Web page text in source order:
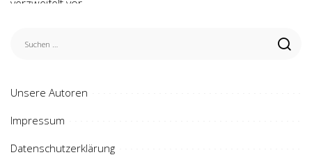
Unsere Autoren
Impressum
Datenschutzerklärung